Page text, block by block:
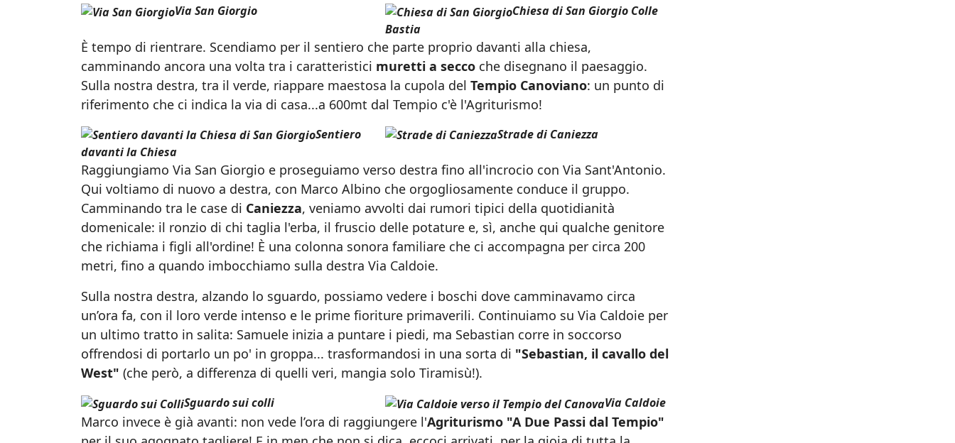
Via San Giorgio
Chiesa di San Giorgio Colle
Bastia
È tempo di rientrare. Scendiamo per il sentiero che parte proprio davanti alla chiesa,
camminando ancora una volta tra i caratteristici muretti a secco che disegnano il paesaggio.
Sulla nostra destra, tra il verde, riappare maestosa la cupola del Tempio Canoviano: un punto di
riferimento che ci indica la via di casa...a 600mt dal Tempio c'è l'Agriturismo!
Sentiero
davanti la Chiesa
Strade di Caniezza
Raggiungiamo Via San Giorgio e proseguiamo verso destra fino all'incrocio con Via Sant'Antonio.
Qui voltiamo di nuovo a destra, con Marco Albino che orgogliosamente conduce il gruppo.
Camminando tra le case di Caniezza, veniamo avvolti dai rumori tipici della quotidianità
domenicale: il ronzio di chi taglia l'erba, il fruscio delle potature e, sì, anche qui qualche genitore
che richiama i figli all'ordine! È una colonna sonora familiare che ci accompagna per circa 200
metri, fino a quando imbocchiamo sulla destra Via Caldoie.
Sulla nostra destra, alzando lo sguardo, possiamo vedere i boschi dove camminavamo circa
un’ora fa, con il loro verde intenso e le prime fioriture primaverili. Continuiamo su Via Caldoie per
un ultimo tratto in salita: Samuele inizia a puntare i piedi, ma Sebastian corre in soccorso
offrendosi di portarlo un po' in groppa... trasformandosi in una sorta di "Sebastian, il cavallo del
West" (che però, a differenza di quelli veri, mangia solo Tiramisù!).
Sguardo sui colli Via Caldoie
Marco invece è già avanti: non vede l’ora di raggiungere l'Agriturismo "A Due Passi dal Tempio"